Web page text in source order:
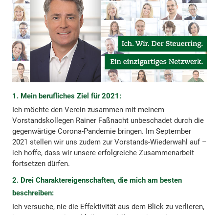
1. Mein berufliches Ziel für 2021:
Ich möchte den Verein zusammen mit meinem
Vorstandskollegen Rainer Faßnacht unbeschadet durch die
gegenwärtige Corona-Pandemie bringen. Im September
2021 stellen wir uns zudem zur Vorstands-Wiederwahl auf –
ich hoffe, dass wir unsere erfolgreiche Zusammenarbeit
fortsetzen dürfen.
2. Drei Charaktereigenschaften, die mich am besten
beschreiben:
Ich versuche, nie die Effektivität aus dem Blick zu verlieren,